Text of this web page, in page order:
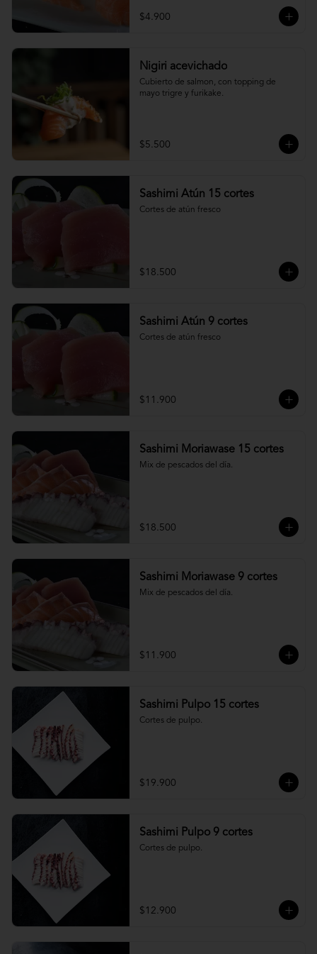
$4.900
Nigiri acevichado
Cubierto de salmon, con topping de
mayo trigre y furikake.
$5.500
Sashimi Atún 15 cortes
Cortes de atún fresco
$18.500
Sashimi Atún 9 cortes
Cortes de atún fresco
$11.900
Sashimi Moriawase 15 cortes
Mix de pescados del día.
$18.500
Sashimi Moriawase 9 cortes
Mix de pescados del día.
$11.900
Sashimi Pulpo 15 cortes
Cortes de pulpo.
$19.900
Sashimi Pulpo 9 cortes
Cortes de pulpo.
$12.900